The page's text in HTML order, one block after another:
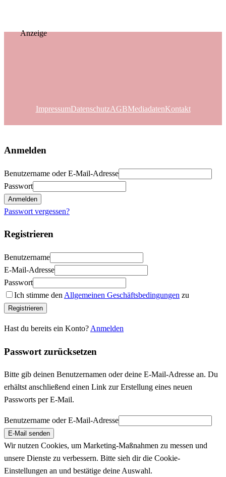
Anzeige
ImpressumDatenschutzAGBMediadatenKontakt
Anmelden
Benutzername oder E-Mail-Adresse
Passwort
Anmelden
Passwort vergessen?
Registrieren
Benutzername
E-Mail-Adresse
Passwort
Ich stimme den Allgemeinen Geschäftsbedingungen zu
Registrieren
Hast du bereits ein Konto? Anmelden
Passwort zurücksetzen
Bitte gib deinen Benutzernamen oder deine E-Mail-Adresse an. Du
erhältst anschließend einen Link zur Erstellung eines neuen
Passworts per E-Mail.
Benutzername oder E-Mail-Adresse
E-Mail senden
Wir nutzen Cookies, um Marketing-Maßnahmen zu messen und
unsere Dienste zu verbessern. Bitte sieh dir die Cookie-
Einstellungen an und bestätige deine Auswahl.